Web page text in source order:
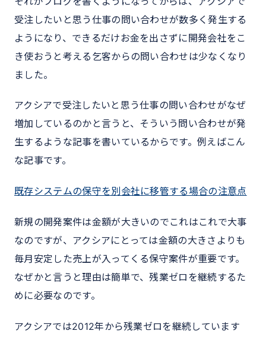
受注したいと思う仕事の問い合わせが数多く発生する
ようになり、できるだけお金を出さずに開発会社をこ
き使おうと考える乞客からの問い合わせは少なくなり
ました。
アクシアで受注したいと思う仕事の問い合わせがなぜ
増加しているのかと言うと、そういう問い合わせが発
生するような記事を書いているからです。例えばこん
な記事です。
既存システムの保守を別会社に移管する場合の注意点
新規の開発案件は金額が大きいのでこれはこれで大事
なのですが、アクシアにとっては金額の大きさよりも
毎月安定した売上が入ってくる保守案件が重要です。
なぜかと言うと理由は簡単で、残業ゼロを継続するた
めに必要なのです。
アクシアでは2012年から残業ゼロを継続しています